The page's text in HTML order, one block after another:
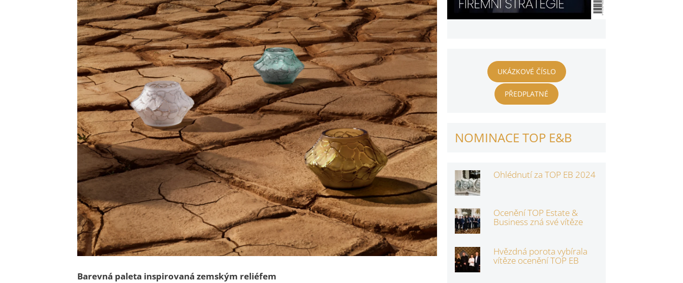
Barevná paleta inspirovaná zemským reliéfem
UKÁZKOVÉ ČÍSLO
PŘEDPLATNÉ
NOMINACE TOP E&B
Ohlédnutí za TOP EB 2024
Ocenění TOP Estate &
Business zná své vítěze
Hvězdná porota vybírala
vítěze ocenění TOP EB